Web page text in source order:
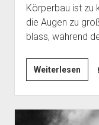
Körperbau ist zu
die Augen zu
blass, während
WeiterlesenDie
guten
und
die